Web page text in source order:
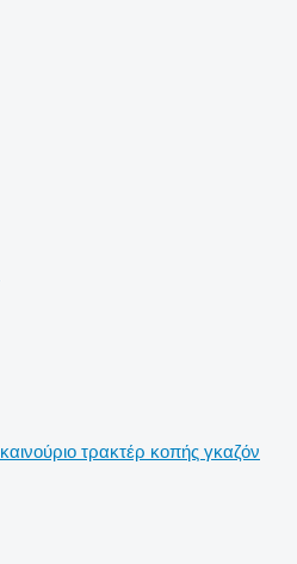
καινούριο τρακτέρ κοπής γκαζόν